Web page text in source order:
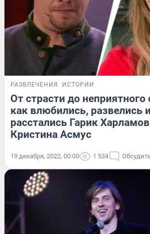
РАЗВЛЕЧЕНИЯ ИСТОРИИ
От страсти до неприятного
как влюбились, развелись
расстались Гарик
Кристина Асмус
19 декабря, 2022, 00:00 1 534